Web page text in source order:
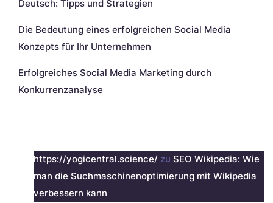
Deutsch: Tipps und Strategien
Die Bedeutung eines erfolgreichen Social Media
Konzepts für Ihr Unternehmen
Erfolgreiches Social Media Marketing durch
Konkurrenzanalyse
https://yogicentral.science/ zu SEO Wikipedia: Wie
man die Suchmaschinenoptimierung mit Wikipedia
verbessern kann